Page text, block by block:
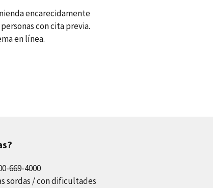
encarecidamente
con cita previa.
en línea.
669-4000
sordas / con dificultades